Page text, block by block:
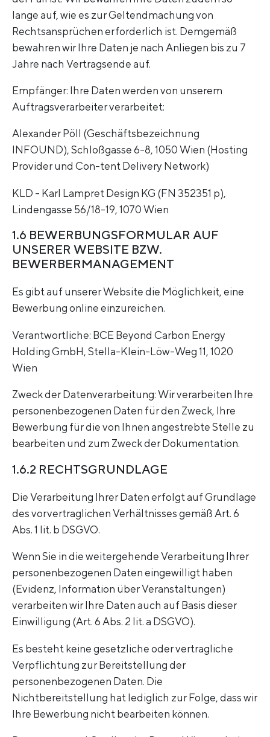
lange auf, wie es zur Geltendmachung von
Rechtsansprüchen erforderlich ist. Demgemäß
bewahren wir Ihre Daten je nach Anliegen bis zu 7
Jahre nach Vertragsende auf.
Empfänger: Ihre Daten werden von unserem
Auftragsverarbeiter verarbeitet:
Alexander Pöll (Geschäftsbezeichnung
INFOUND), Schloßgasse 6-8, 1050 Wien (Hosting
Provider und Con-tent Delivery Network)
KLD - Karl Lampret Design KG (FN 352351 p),
Lindengasse 56/18-19, 1070 Wien
1.6 BEWERBUNGSFORMULAR AUF
UNSERER WEBSITE BZW.
BEWERBERMANAGEMENT
Es gibt auf unserer Website die Möglichkeit, eine
Bewerbung online einzureichen.
Verantwortliche: BCE Beyond Carbon Energy
Holding GmbH, Stella-Klein-Löw-Weg 11, 1020
Wien
Zweck der Datenverarbeitung: Wir verarbeiten Ihre
personenbezogenen Daten für den Zweck, Ihre
Bewerbung für die von Ihnen angestrebte Stelle zu
bearbeiten und zum Zweck der Dokumentation.
1.6.2 RECHTSGRUNDLAGE
Die Verarbeitung Ihrer Daten erfolgt auf Grundlage
des vorvertraglichen Verhältnisses gemäß Art. 6
Abs. 1 lit. b DSGVO.
Wenn Sie in die weitergehende Verarbeitung Ihrer
personenbezogenen Daten eingewilligt haben
(Evidenz, Information über Veranstaltungen)
verarbeiten wir Ihre Daten auch auf Basis dieser
Einwilligung (Art. 6 Abs. 2 lit. a DSGVO).
Es besteht keine gesetzliche oder vertragliche
Verpflichtung zur Bereitstellung der
personenbezogenen Daten. Die
Nichtbereitstellung hat lediglich zur Folge, dass wir
Ihre Bewerbung nicht bearbeiten können.